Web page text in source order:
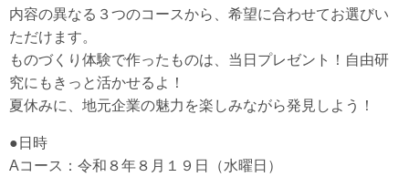
内容の異なる３つのコースから、希望に合わせてお選びい
ただけます。
ものづくり体験で作ったものは、当日プレゼント！自由研
究にもきっと活かせるよ！
夏休みに、地元企業の魅力を楽しみながら発見しよう！
●日時
Aコース：令和８年８月１９日（水曜日）